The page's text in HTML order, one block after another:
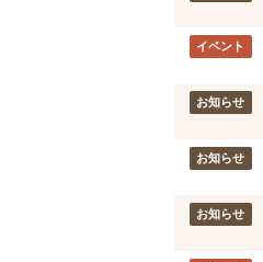
イベント
お知らせ
お知らせ
お知らせ